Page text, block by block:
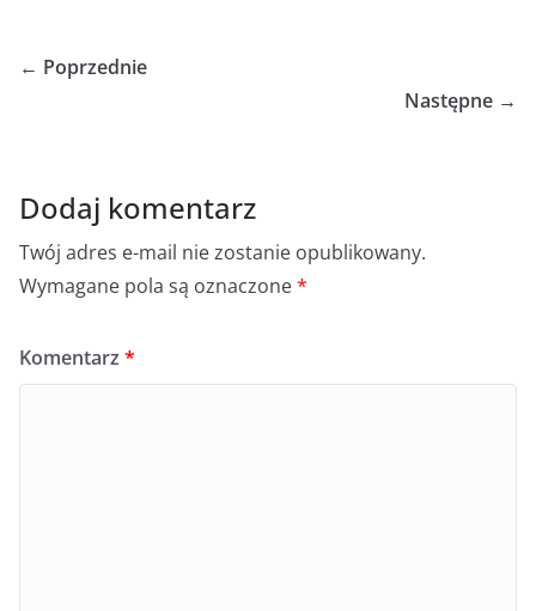
← Poprzednie
Następne →
Dodaj komentarz
Twój adres e-mail nie zostanie opublikowany.
Wymagane pola są oznaczone*
Komentarz *